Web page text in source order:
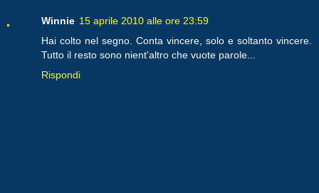
Winnie 15 aprile 2010 alle ore 23:59
Hai colto nel segno. Conta vincere, solo e soltanto vincere.
Tutto il resto sono nient'altro che vuote parole...
Rispondi